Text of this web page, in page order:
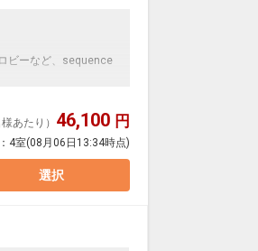
ビーなど、sequence
テル”。
ホテルです！
のままに！
あたり） 46,100 円
4室(08月06日13:34時点)
選択